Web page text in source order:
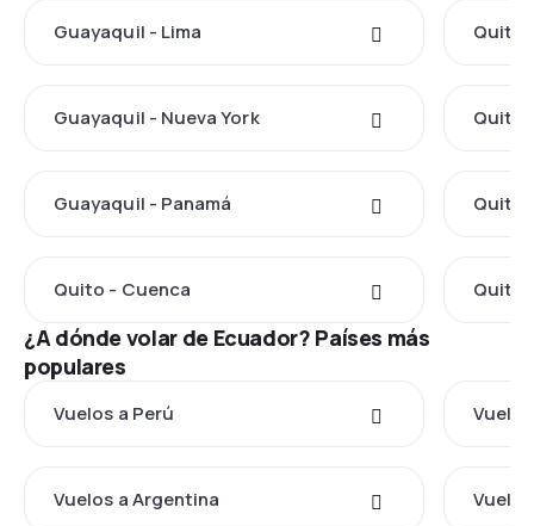
Guayaquil - Lima Quito
Guayaquil - Nueva York Quito
Guayaquil - Panamá Quito
Quito - Cuenca Quito
¿A dónde volar de Ecuador? Países más
populares
Vuelos a Perú
Vuelos a Argentina